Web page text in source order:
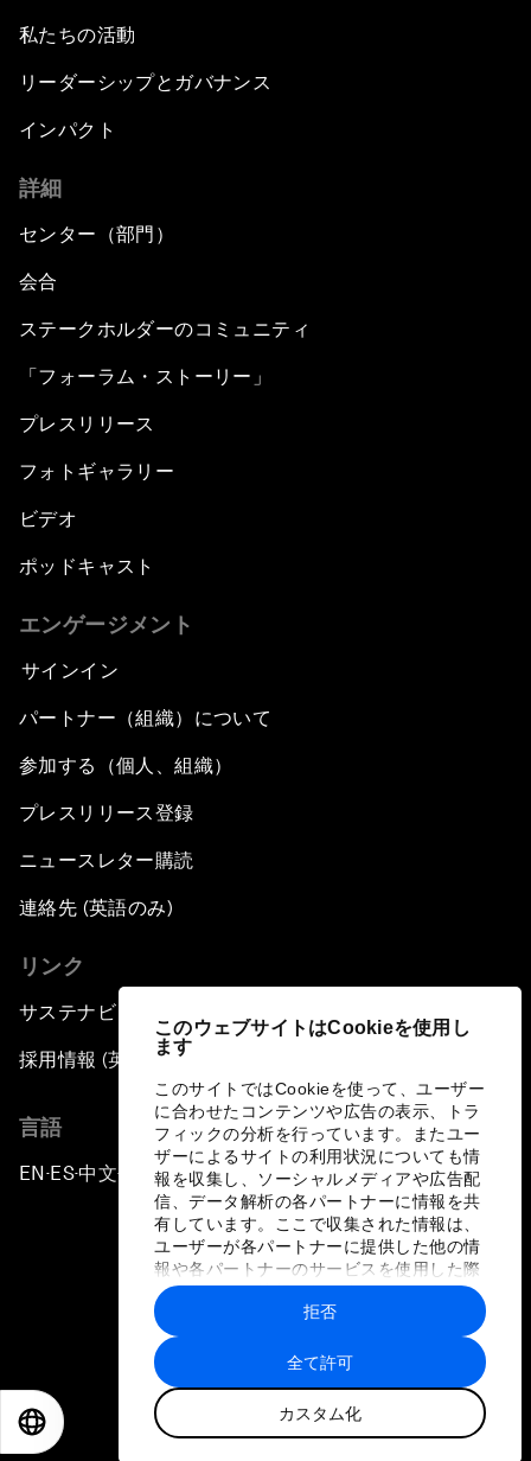
このウェブサイトはCookieを使用し
ます
このサイトではCookieを使って、ユーザー
に合わせたコンテンツや広告の表示、トラ
フィックの分析を行っています。またユー
ザーによるサイトの利用状況についても情
報を収集し、ソーシャルメディアや広告配
信、データ解析の各パートナーに情報を共
有しています。ここで収集された情報は、
ユーザーが各パートナーに提供した他の情
報や各パートナーのサービスを使用した際
に収集された情報と組み合わされ、各パー
トナーによって使用されることがありま
す。
全て許可
カスタム化
拒否
私たちの活動
リーダーシップとガバナンス
インパクト
詳細
センター（部門）
会合
ステークホルダーのコミュニティ
「フォーラム・ストーリー」
プレスリリース
フォトギャラリー
ビデオ
ポッドキャスト
エンゲージメント
サインイン
パートナー（組織）について
参加する（個人、組織）
プレスリリース登録
ニュースレター購読
連絡先 (英語のみ)
リンク
サステナビリティへの取り組み
採用情報 (英語のみ)
言語
EN ▪ES▪中文▪ 日本語
プライバシーポリシーと利用規約
サイトマップ
©
世界経済フォーラム